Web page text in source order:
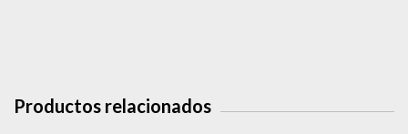
Productos relacionados